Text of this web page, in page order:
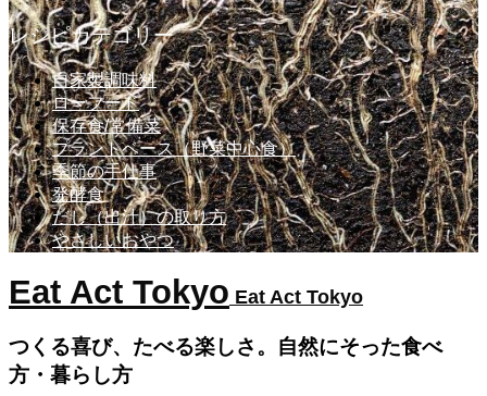
レシピカテゴリー
自家製調味料
ローフード
保存食/常備菜
プラントベース（野菜中心食）
季節の手仕事
発酵食
だし（出汁）の取り方
やさしいおやつ
Eat Act Tokyo Eat Act Tokyo
つくる喜び、たべる楽しさ。自然にそった食べ
方・暮らし方